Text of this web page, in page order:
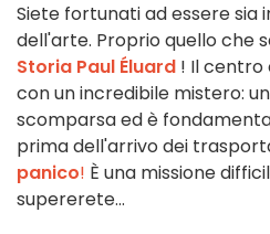
Siete fortunati ad essere
dell'arte. Proprio quello che
Storia Paul Éluard ! Il centro
con un incredibile mistero:
scomparsa ed è
prima dell'arrivo dei
panico! È una missione
supererete...